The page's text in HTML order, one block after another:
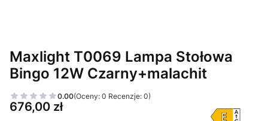
Maxlight T0069 Lampa Stołowa
Bingo 12W Czarny+malachit
0.00(Oceny: 0 Recenzje: 0)
Cena
676,00 zł